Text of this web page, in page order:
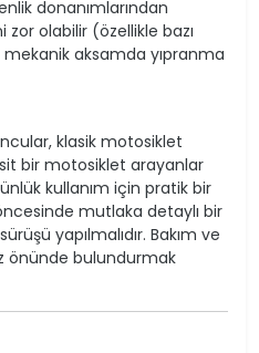
donanımlarından
olabilir (özellikle bazı
mekanik aksamda yıpranma
klasik motosiklet
bir motosiklet arayanlar
kullanım için pratik bir
mutlaka detaylı bir
yapılmalıdır. Bakım ve
önünde bulundurmak